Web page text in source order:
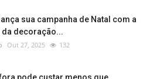
sua campanha de Natal com a
da decoração...
Out 27, 2025 132